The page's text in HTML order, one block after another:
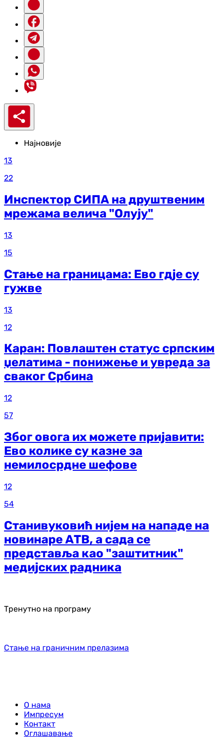
Најновије
13
22
Инспектор СИПА на друштвеним
мрежама велича "Олују"
13
15
Стање на границама: Ево гдје су
гужве
13
12
Каран: Повлаштен статус српским
џелатима - понижење и увреда за
сваког Србина
12
57
Због овога их можете пријавити:
Ево колике су казне за
немилосрдне шефове
12
54
Станивуковић нијем на нападе на
новинаре АТВ, а сада се
представља као "заштитник"
медијских радника
Тренутно на програму
Стање на граничним прелазима
О нама
Импресум
Контакт
Оглашавање